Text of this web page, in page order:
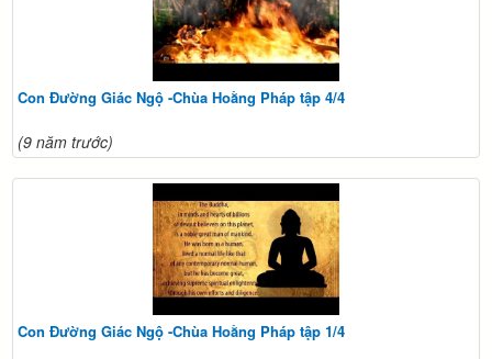
Con Đường Giác Ngộ -Chùa Hoằng Pháp tập 4/4
(9 năm trước)
Con Đường Giác Ngộ -Chùa Hoằng Pháp tập 1/4